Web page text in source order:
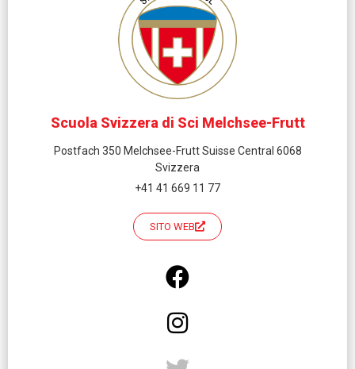
Scuola Svizzera di Sci Melchsee-Frutt
Postfach 350 Melchsee-Frutt Suisse Central 6068
Svizzera
+41 41 669 11 77
SITO WEB